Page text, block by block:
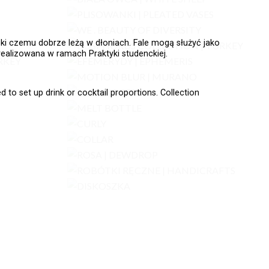
dobrze leżą w dłoniach. Fale mogą służyć jako
w ramach Praktyki studenckiej.
to set up drink or cocktail proportions. Collection